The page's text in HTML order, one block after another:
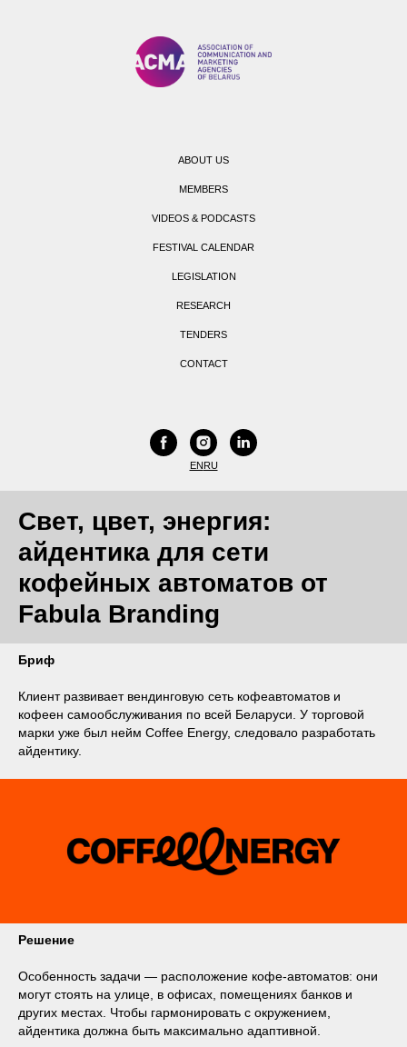
ABOUT US
MEMBERS
VIDEOS & PODCASTS
FESTIVAL CALENDAR
LEGISLATION
RESEARCH
TENDERS
CONTACT
ENRU
Свет, цвет, энергия:
айдентика для сети
кофейных автоматов от
Fabula Branding
Бриф
Клиент развивает вендинговую сеть кофеавтоматов и
кофеен самообслуживания по всей Беларуси. У торговой
марки уже был нейм Coffee Energy, следовало разработать
айдентику.
Решение
Особенность задачи — расположение кофе-автоматов: они
могут стоять на улице, в офисах, помещениях банков и
других местах. Чтобы гармонировать с окружением,
айдентика должна быть максимально адаптивной.